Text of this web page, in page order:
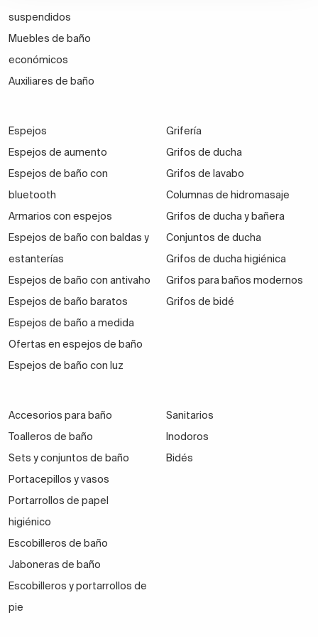
suspendidos
Muebles de baño
económicos
Auxiliares de baño
Espejos
Espejos de aumento
Espejos de baño con
bluetooth
Armarios con espejos
Espejos de baño con baldas y
estanterías
Espejos de baño con antivaho
Espejos de baño baratos
Espejos de baño a medida
Ofertas en espejos de baño
Espejos de baño con luz
Grifería
Grifos de ducha
Grifos de lavabo
Columnas de hidromasaje
Grifos de ducha y bañera
Conjuntos de ducha
Grifos de ducha higiénica
Grifos para baños modernos
Grifos de bidé
Accesorios para baño
Toalleros de baño
Sets y conjuntos de baño
Portacepillos y vasos
Portarrollos de papel
higiénico
Escobilleros de baño
Jaboneras de baño
Escobilleros y portarrollos de
pie
Sanitarios
Inodoros
Bidés